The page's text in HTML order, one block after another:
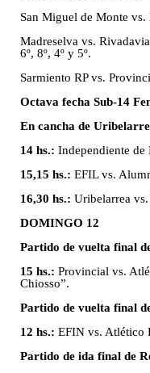
San Miguel de Monte vs.
Madreselva vs.
6º, 8º, 4º y 5º.
Sarmiento RP vs.
Octava fecha Sub-14
En cancha de
14 hs.: Independiente
15,15 hs.: EFIL vs.
16,30 hs.: Uribelarrea
DOMINGO 12
Partido de vuelta final
15 hs.: Provincial vs.
Chiosso”.
Partido de vuelta final
12 hs.: EFIN vs. Atlético
Partido de ida final de